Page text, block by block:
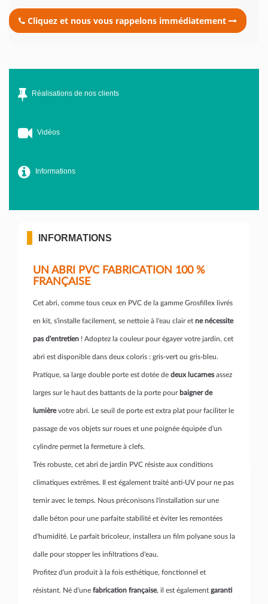
Cliquez et nous vous rappelons immédiatement
Réalisations de nos clients
Vidéos
Informations
INFORMATIONS
UN ABRI PVC FABRICATION 100 %
FRANÇAISE
Cet abri, comme tous ceux en PVC de la gamme Grosfillex livrés
en kit, s'installe facilement, se nettoie à l'eau clair et ne nécessite
pas d'entretien ! Adoptez la couleur pour égayer votre jardin, cet
abri est disponible dans deux coloris : gris-vert ou gris-bleu.
Pratique, sa large double porte est dotée de deux lucarnesassez
larges sur le haut des battants de la porte pour baigner de
lumièrevotre abri. Le seuil de porte est extra plat pour faciliter le
passage de vos objets sur roues et une poignée équipée d'un
cylindre permet la fermeture à clefs.
Très robuste, cet abri de jardin PVC résiste aux conditions
climatiques extrêmes. Il est également traité anti-UV pour ne pas
ternir avec le temps. Nous préconisons l'installation sur une
dalle béton pour une parfaite stabilité et éviter les remontées
d'humidité. Le parfait bricoleur, installera un film polyane sous la
dalle pour stopper les infiltrations d'eau.
Profitez d'un produit à la fois esthétique, fonctionnel et
résistant. Né d'une fabrication française, il est également garanti